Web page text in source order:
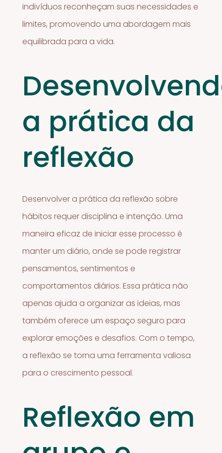
indivíduos reconheçam suas necessidades e
limites, promovendo uma abordagem mais
equilibrada para a vida.
a prática da
reflexão
Desenvolver a prática da reflexão sobre
hábitos requer disciplina e intenção. Uma
maneira eficaz de iniciar esse processo é
manter um diário, onde se pode registrar
pensamentos, sentimentos e
comportamentos diários. Essa prática não
apenas ajuda a organizar as ideias, mas
também oferece um espaço seguro para
explorar emoções e desafios. Com o tempo,
a reflexão se torna uma ferramenta valiosa
para o crescimento pessoal.
Reflexão em